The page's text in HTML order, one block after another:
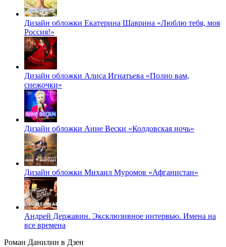
Дизайн обложки Екатерина Шаврина «Люблю тебя, моя
Россия!»
Дизайн обложки Алиса Игнатьева «Полно вам,
снежочки»
Дизайн обложки Анне Вески «Колдовская ночь»
Дизайн обложки Михаил Муромов «Афганистан»
Андрей Державин. Эксклюзивное интервью. Имена на
все времена
Роман Данилин в Дзен